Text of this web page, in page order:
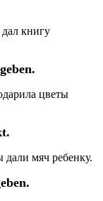
книгу
цветы
мяч ребенку.